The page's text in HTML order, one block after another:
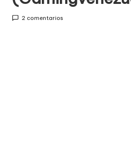
c
o
páginas
no 2 comentarios